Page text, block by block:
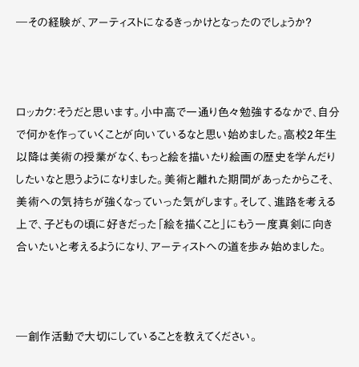
―その経験が、アーティストになるきっかけとなったのでしょうか？
ロッカク：そうだと思います。小中高で一通り色々勉強するなかで、自分
で何かを作っていくことが向いているなと思い始めました。高校2年生
以降は美術の授業がなく、もっと絵を描いたり絵画の歴史を学んだり
したいなと思うようになりました。美術と離れた期間があったからこそ、
美術への気持ちが強くなっていった気がします。そして、進路を考える
上で、子どもの頃に好きだった「絵を描くこと」にもう一度真剣に向き
合いたいと考えるようになり、アーティストへの道を歩み始めました。
―創作活動で大切にしていることを教えてください。